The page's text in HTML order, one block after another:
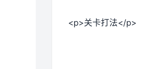
<p>关卡打法</p>